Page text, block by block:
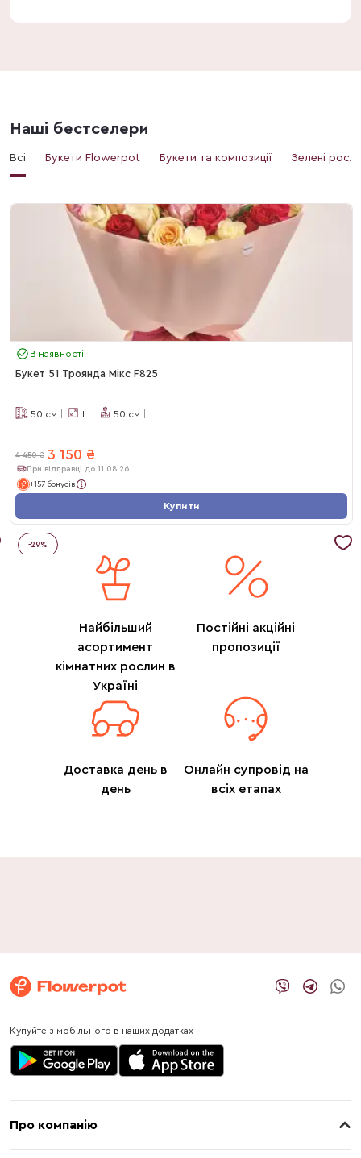
Наші бестселери
Всі Букети Flowerpot Букети та композиції Зелені
В наявності
Букет 51 Троянда Мікс F825
50 см L 50 см
4 450 ₴ 3 150 ₴
При відправці до 11.08.26
+157 бонусів
Купити
-29%
Найбільший
асортимент
кімнатних рослин в
Україні
Постійні акційні
пропозиції
Доставка день в
день
Онлайн супровід на
всіх етапах
Купуйте з мобільного в наших додатках
Про компанію